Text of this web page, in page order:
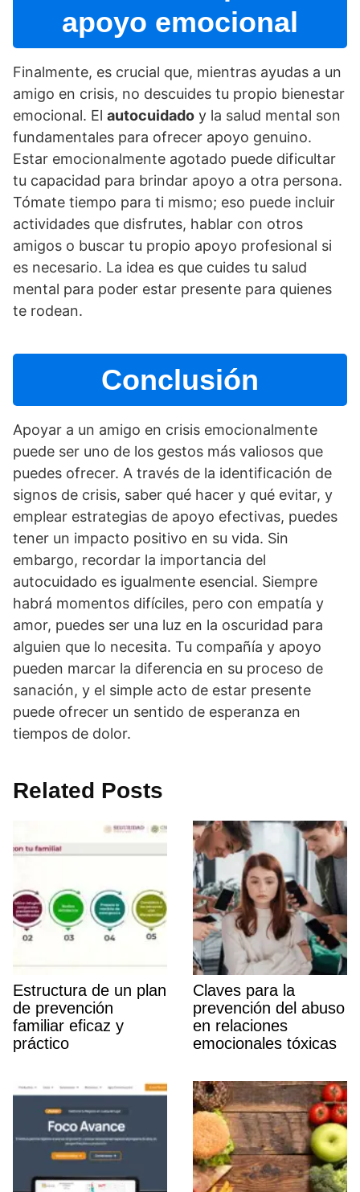
apoyo emocional
Finalmente, es crucial que, mientras ayudas a un
amigo en crisis, no descuides tu propio bienestar
emocional. El autocuidado y la salud mental son
fundamentales para ofrecer apoyo genuino.
Estar emocionalmente agotado puede dificultar
tu capacidad para brindar apoyo a otra persona.
Tómate tiempo para ti mismo; eso puede incluir
actividades que disfrutes, hablar con otros
amigos o buscar tu propio apoyo profesional si
es necesario. La idea es que cuides tu salud
mental para poder estar presente para quienes
te rodean.
Conclusión
Apoyar a un amigo en crisis emocionalmente
puede ser uno de los gestos más valiosos que
puedes ofrecer. A través de la identificación de
signos de crisis, saber qué hacer y qué evitar, y
emplear estrategias de apoyo efectivas, puedes
tener un impacto positivo en su vida. Sin
embargo, recordar la importancia del
autocuidado es igualmente esencial. Siempre
habrá momentos difí­ciles, pero con empatí­a y
amor, puedes ser una luz en la oscuridad para
alguien que lo necesita. Tu compañí­a y apoyo
pueden marcar la diferencia en su proceso de
sanación, y el simple acto de estar presente
puede ofrecer un sentido de esperanza en
tiempos de dolor.
Related Posts
Estructura de un plan
de prevención
familiar eficaz y
práctico
Claves para la
prevención del abuso
en relaciones
emocionales tóxicas